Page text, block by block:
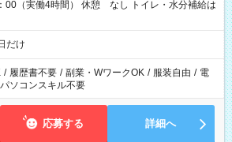
） 休憩 なし トイレ・水分補給は
だけ
/ 履歴書不要 / 副業・WワークOK / 服装自由 / 電
パソコンスキル不要
応募する 詳細へ